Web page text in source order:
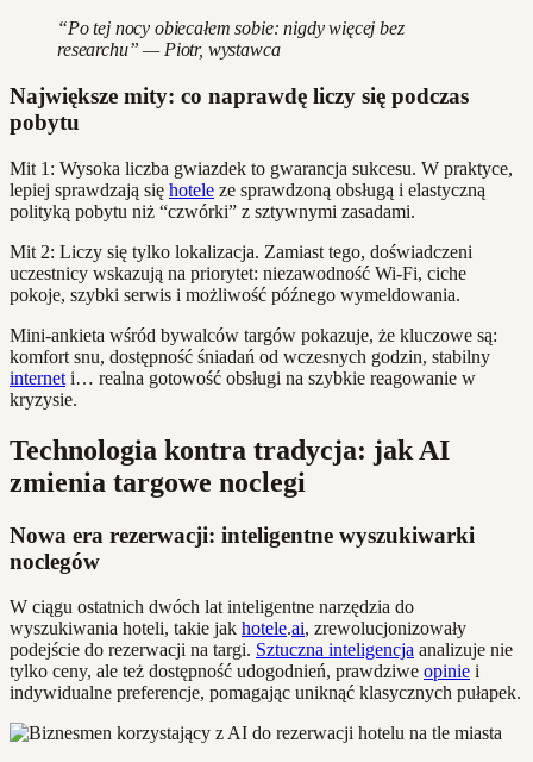
“Po tej nocy obiecałem sobie: nigdy więcej bez
researchu” — Piotr, wystawca
Największe mity: co naprawdę liczy się podczas
pobytu
Mit 1: Wysoka liczba gwiazdek to gwarancja sukcesu. W praktyce,
lepiej sprawdzają się hotele ze sprawdzoną obsługą i elastyczną
polityką pobytu niż “czwórki” z sztywnymi zasadami.
Mit 2: Liczy się tylko lokalizacja. Zamiast tego, doświadczeni
uczestnicy wskazują na priorytet: niezawodność Wi-Fi, ciche
pokoje, szybki serwis i możliwość późnego wymeldowania.
Mini-ankieta wśród bywalców targów pokazuje, że kluczowe są:
komfort snu, dostępność śniadań od wczesnych godzin, stabilny
internet i… realna gotowość obsługi na szybkie reagowanie w
kryzysie.
Technologia kontra tradycja: jak AI
zmienia targowe noclegi
Nowa era rezerwacji: inteligentne wyszukiwarki
noclegów
W ciągu ostatnich dwóch lat inteligentne narzędzia do
wyszukiwania hoteli, takie jak hotele.ai, zrewolucjonizowały
podejście do rezerwacji na targi. Sztuczna inteligencja analizuje nie
tylko ceny, ale też dostępność udogodnień, prawdziwe opinie i
indywidualne preferencje, pomagając uniknąć klasycznych pułapek.